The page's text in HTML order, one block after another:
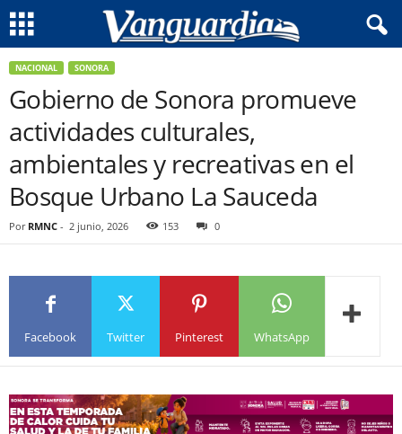
NACIONAL SONORA
Gobierno de Sonora promueve
actividades culturales,
ambientales y recreativas en el
Bosque Urbano La Sauceda
Por RMNC - 2 junio, 2026 153 0
Facebook Twitter Pinterest WhatsApp